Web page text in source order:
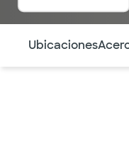
Ubicaciones